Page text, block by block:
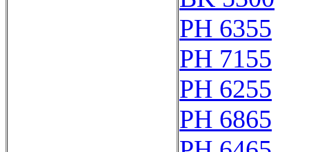
PH 6355
PH 7155
PH 6255
PH 6865